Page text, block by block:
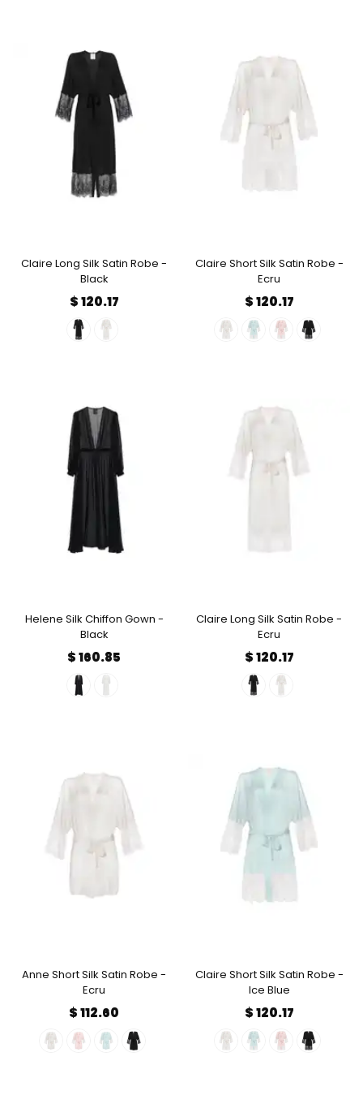
Claire Long Silk Satin Robe -
Black
$ 120.17
Claire Short Silk Satin Robe -
Ecru
$ 120.17
Helene Silk Chiffon Gown -
Black
$ 160.85
Claire Long Silk Satin Robe -
Ecru
$ 120.17
Anne Short Silk Satin Robe -
Ecru
$ 112.60
Claire Short Silk Satin Robe -
Ice Blue
$ 120.17